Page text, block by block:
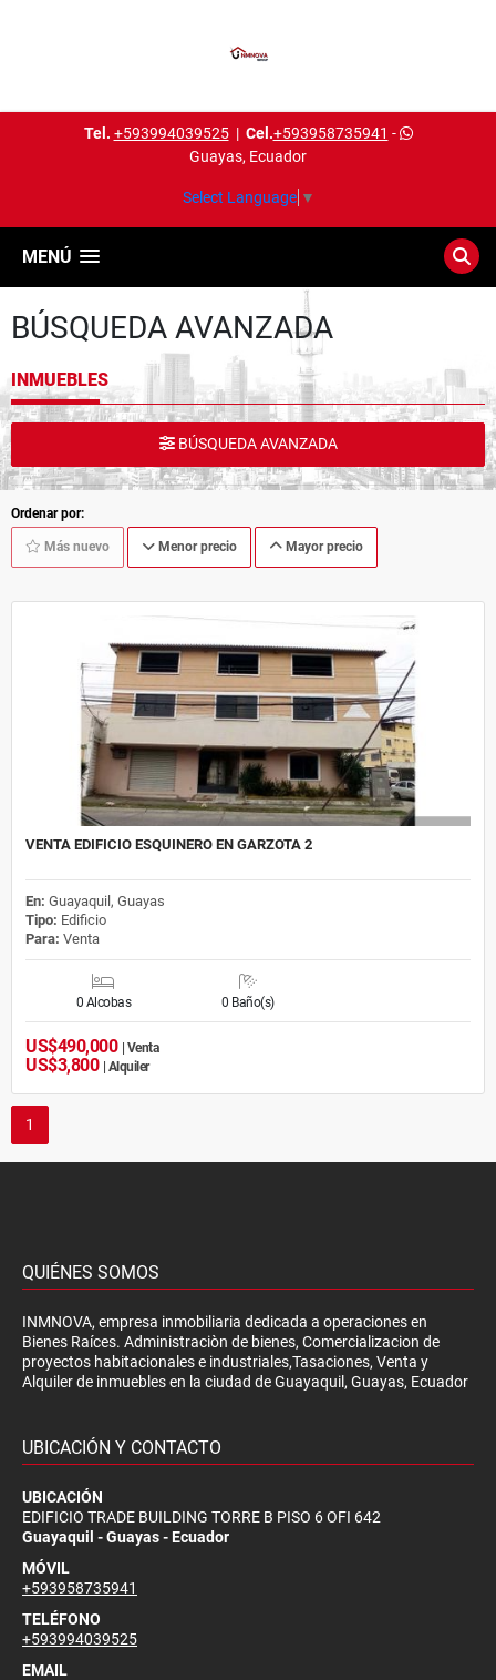
Tel. +593994039525| Cel.+593958735941 -
Guayas, Ecuador
Select Language ▼
MENÚ
BÚSQUEDA AVANZADA
INMUEBLES
BÚSQUEDA AVANZADA
Ordenar por:
Más nuevo Menor precio Mayor precio
VENTA EDIFICIO ESQUINERO EN GARZOTA 2
En: Guayaquil, Guayas
Tipo: Edificio
Para: Venta
0 Alcobas 0 Baño(s)
US$490,000 | Venta
US$3,800 | Alquiler
1
QUIÉNES SOMOS
INMNOVA, empresa inmobiliaria dedicada a operaciones en
Bienes Raíces. Administraciòn de bienes, Comercializacion de
proyectos habitacionales e industriales,Tasaciones, Venta y
Alquiler de inmuebles en la ciudad de Guayaquil, Guayas, Ecuador
UBICACIÓN
EDIFICIO TRADE BUILDING TORRE B PISO 6 OFI 642
Guayaquil - Guayas - Ecuador
MÓVIL
+593958735941
TELÉFONO
+593994039525